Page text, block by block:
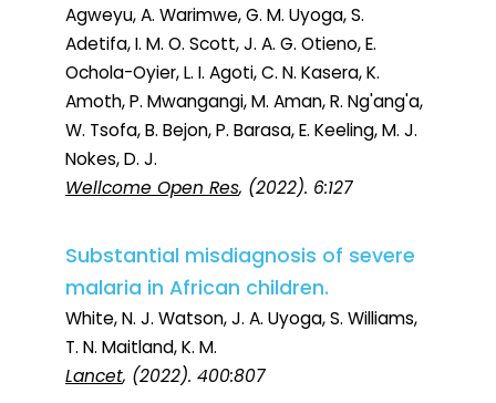
Agweyu, A. Warimwe, G. M. Uyoga, S.
Adetifa, I. M. O. Scott, J. A. G. Otieno, E.
Ochola-Oyier, L. I. Agoti, C. N. Kasera, K.
Amoth, P. Mwangangi, M. Aman, R. Ng'ang'a,
W. Tsofa, B. Bejon, P. Barasa, E. Keeling, M. J.
Nokes, D. J.
Wellcome Open Res, (2022). 6:127
Substantial misdiagnosis of severe
malaria in African children.
White, N. J. Watson, J. A. Uyoga, S. Williams,
T. N. Maitland, K. M.
Lancet, (2022). 400:807